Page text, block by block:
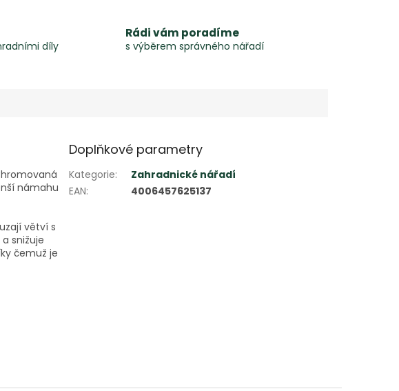
díly
Rádi vám poradíme
s výběrem správného nářadí
námahu
větví s
snižuje
čemuž je
Doplňkové parametry
Kategorie:
Zahradnické nářadí
EAN: 4006457625137